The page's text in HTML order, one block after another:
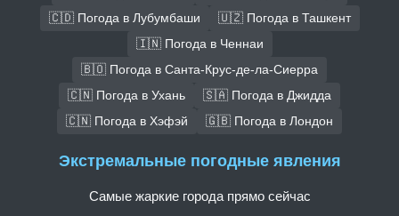
🇨🇩 Погода в Лубумбаши
🇺🇿 Погода в Ташкент
🇮🇳 Погода в Ченнаи
🇧🇴 Погода в Санта-Крус-де-ла-Сиерра
🇨🇳 Погода в Ухань
🇸🇦 Погода в Джидда
🇨🇳 Погода в Хэфэй
🇬🇧 Погода в Лондон
Экстремальные погодные явления
Самые жаркие города прямо сейчас